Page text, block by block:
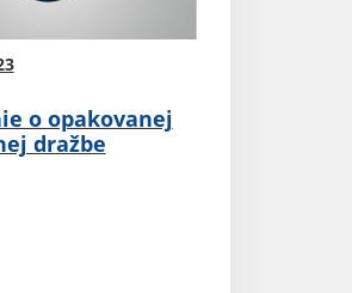
o opakovanej
dražbe